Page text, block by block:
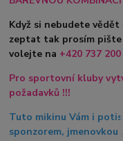
Když si nebudete
zeptat tak prosím pište
volejte na +420 737
Pro sportovní kluby
požadavků !!!
Tuto mikinu Vám i
sponzorem, jmenovkou